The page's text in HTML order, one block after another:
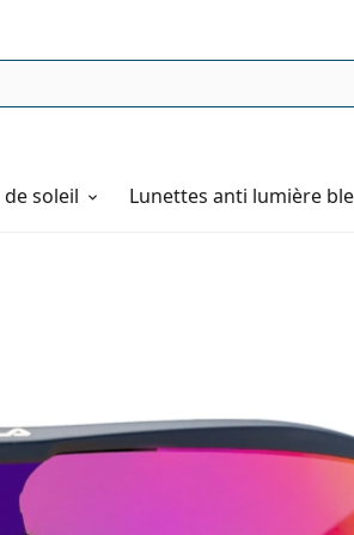
soleil Lunettes anti lumière